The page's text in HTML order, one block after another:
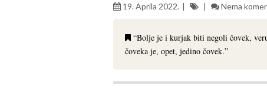
19. Aprila 2022. Nema
“Bolje je i kurjak biti negoli čovek,
čoveka je, opet, jedino čovek.”